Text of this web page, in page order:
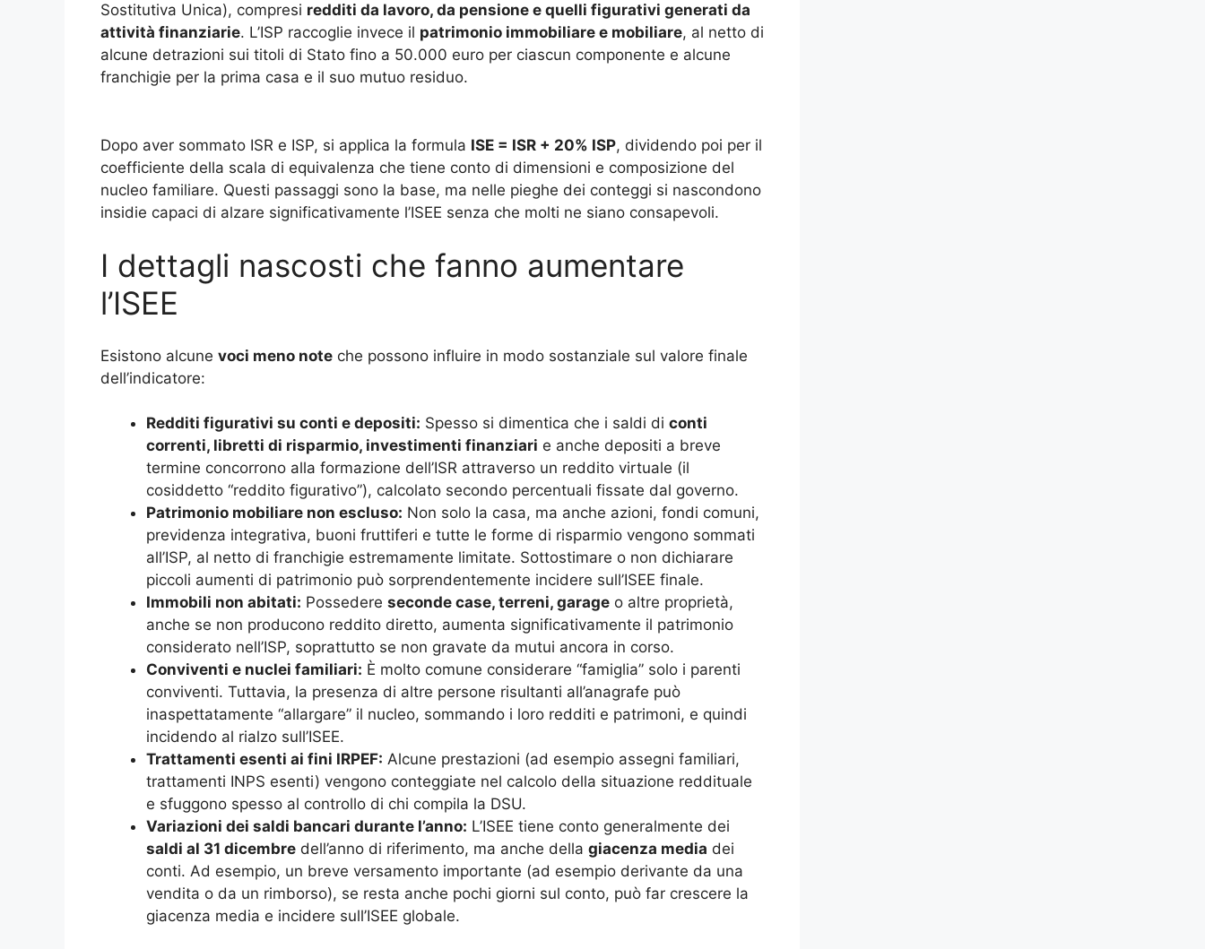
Sostitutiva Unica), compresi redditi da lavoro, da pensione e quelli figurativi generati da
attività finanziarie. L’ISP raccoglie invece il patrimonio immobiliare e mobiliare, al netto di
alcune detrazioni sui titoli di Stato fino a 50.000 euro per ciascun componente e alcune
franchigie per la prima casa e il suo mutuo residuo.
Dopo aver sommato ISR e ISP, si applica la formula ISE = ISR + 20% ISP, dividendo poi per il
coefficiente della scala di equivalenza che tiene conto di dimensioni e composizione del
nucleo familiare. Questi passaggi sono la base, ma nelle pieghe dei conteggi si nascondono
insidie capaci di alzare significativamente l’ISEE senza che molti ne siano consapevoli.
I dettagli nascosti che fanno aumentare
l’ISEE
Esistono alcune voci meno note che possono influire in modo sostanziale sul valore finale
dell’indicatore:
Redditi figurativi su conti e depositi: Spesso si dimentica che i saldi di conti
correnti, libretti di risparmio, investimenti finanziari e anche depositi a breve
termine concorrono alla formazione dell’ISR attraverso un reddito virtuale (il
cosiddetto “reddito figurativo”), calcolato secondo percentuali fissate dal governo.
Patrimonio mobiliare non escluso: Non solo la casa, ma anche azioni, fondi comuni,
previdenza integrativa, buoni fruttiferi e tutte le forme di risparmio vengono sommati
all’ISP, al netto di franchigie estremamente limitate. Sottostimare o non dichiarare
piccoli aumenti di patrimonio può sorprendentemente incidere sull’ISEE finale.
Immobili non abitati: Possedere seconde case, terreni, garage o altre proprietà,
anche se non producono reddito diretto, aumenta significativamente il patrimonio
considerato nell’ISP, soprattutto se non gravate da mutui ancora in corso.
Conviventi e nuclei familiari: È molto comune considerare “famiglia” solo i parenti
conviventi. Tuttavia, la presenza di altre persone risultanti all’anagrafe può
inaspettatamente “allargare” il nucleo, sommando i loro redditi e patrimoni, e quindi
incidendo al rialzo sull’ISEE.
Trattamenti esenti ai fini IRPEF: Alcune prestazioni (ad esempio assegni familiari,
trattamenti INPS esenti) vengono conteggiate nel calcolo della situazione reddituale
e sfuggono spesso al controllo di chi compila la DSU.
Variazioni dei saldi bancari durante l’anno: L’ISEE tiene conto generalmente dei
saldi al 31 dicembre dell’anno di riferimento, ma anche della giacenza media dei
conti. Ad esempio, un breve versamento importante (ad esempio derivante da una
vendita o da un rimborso), se resta anche pochi giorni sul conto, può far crescere la
giacenza media e incidere sull’ISEE globale.